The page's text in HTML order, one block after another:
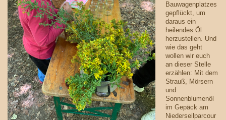
Bauwagenplatzes
gepflückt, um
daraus ein
heilendes Öl
herzustellen. Und
wie das geht
wollen wir euch
an dieser Stelle
erzählen: Mit dem
Strauß, Mörsern
und
Sonnenblumenöl
im Gepäck am
Niederseilparcour